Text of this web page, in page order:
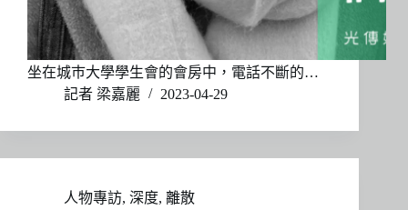
坐在城巿大學學生會的會房中，電話不斷的…
記者 梁嘉麗
2023-04-29
人物專訪, 深度, 離散